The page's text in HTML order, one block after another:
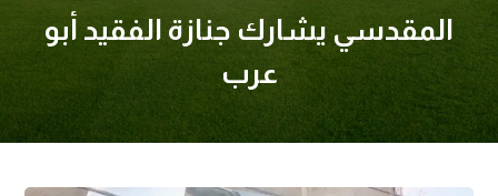
المقدسي يشارك جنازة الفقيد أبو
عرب